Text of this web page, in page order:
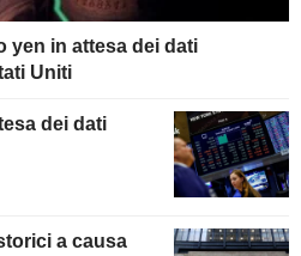
yen in attesa dei dati
Uniti
dei dati
a causa